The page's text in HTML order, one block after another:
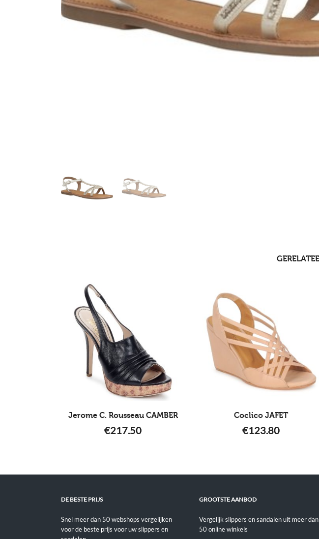
Jerome C. Rousseau CAMBER
€217.50
Coclico JAFET
€123.80
DE BESTE PRIJS
Snel meer dan 50 webshops vergelijken
voor de beste prijs voor uw slippers en
GROOTSTE AANBOD
Vergelijk slippers en sandalen uit meer dan
50 online winkels